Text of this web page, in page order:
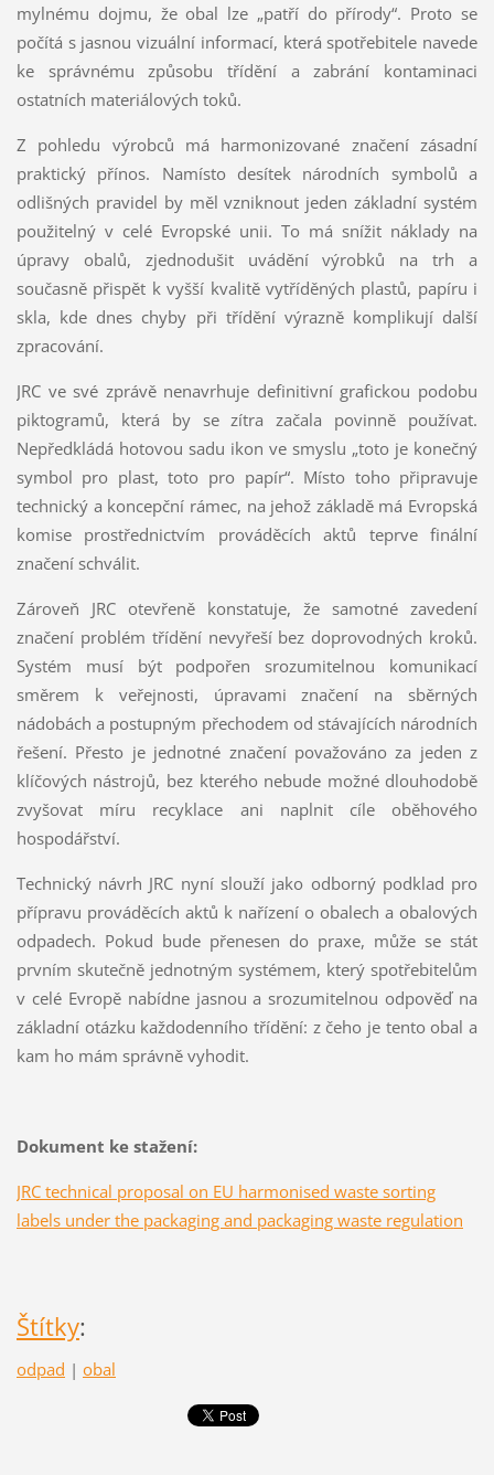
mylnému dojmu, že obal lze „patří do přírody“. Proto se
počítá s jasnou vizuální informací, která spotřebitele navede
ke správnému způsobu třídění a zabrání kontaminaci
ostatních materiálových toků.
Z pohledu výrobců má harmonizované značení zásadní
praktický přínos. Namísto desítek národních symbolů a
odlišných pravidel by měl vzniknout jeden základní systém
použitelný v celé Evropské unii. To má snížit náklady na
úpravy obalů, zjednodušit uvádění výrobků na trh a
současně přispět k vyšší kvalitě vytříděných plastů, papíru i
skla, kde dnes chyby při třídění výrazně komplikují další
zpracování.
JRC ve své zprávě nenavrhuje definitivní grafickou podobu
piktogramů, která by se zítra začala povinně používat.
Nepředkládá hotovou sadu ikon ve smyslu „toto je konečný
symbol pro plast, toto pro papír“. Místo toho připravuje
technický a koncepční rámec, na jehož základě má Evropská
komise prostřednictvím prováděcích aktů teprve finální
značení schválit.
Zároveň JRC otevřeně konstatuje, že samotné zavedení
značení problém třídění nevyřeší bez doprovodných kroků.
Systém musí být podpořen srozumitelnou komunikací
směrem k veřejnosti, úpravami značení na sběrných
nádobách a postupným přechodem od stávajících národních
řešení. Přesto je jednotné značení považováno za jeden z
klíčových nástrojů, bez kterého nebude možné dlouhodobě
zvyšovat míru recyklace ani naplnit cíle oběhového
hospodářství.
Technický návrh JRC nyní slouží jako odborný podklad pro
přípravu prováděcích aktů k nařízení o obalech a obalových
odpadech. Pokud bude přenesen do praxe, může se stát
prvním skutečně jednotným systémem, který spotřebitelům
v celé Evropě nabídne jasnou a srozumitelnou odpověď na
základní otázku každodenního třídění: z čeho je tento obal a
kam ho mám správně vyhodit.
Dokument ke stažení:
JRC technical proposal on EU harmonised waste sorting
labels under the packaging and packaging waste regulation
Štítky:
odpad | obal